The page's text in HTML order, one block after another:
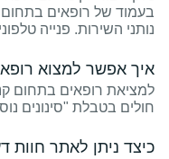
נותני השירות. פנייה
איך אפשר למצוא
למציאת רופאים בתחום
חולים בטבלת "סינונים
כיצד ניתן לאתר חוות